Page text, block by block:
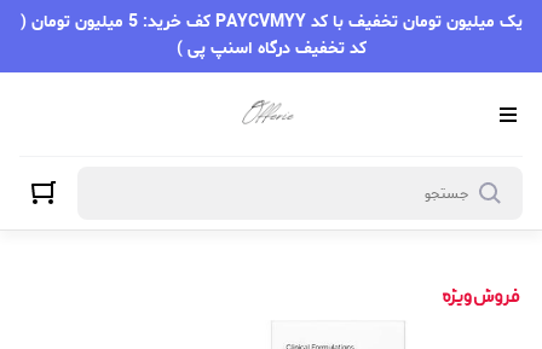
یک میلیون تومان تخفیف با کد PAYCVMYY کف خرید: 5 میلیون تومان (
کد تخفیف درگاه اسنپ پی )